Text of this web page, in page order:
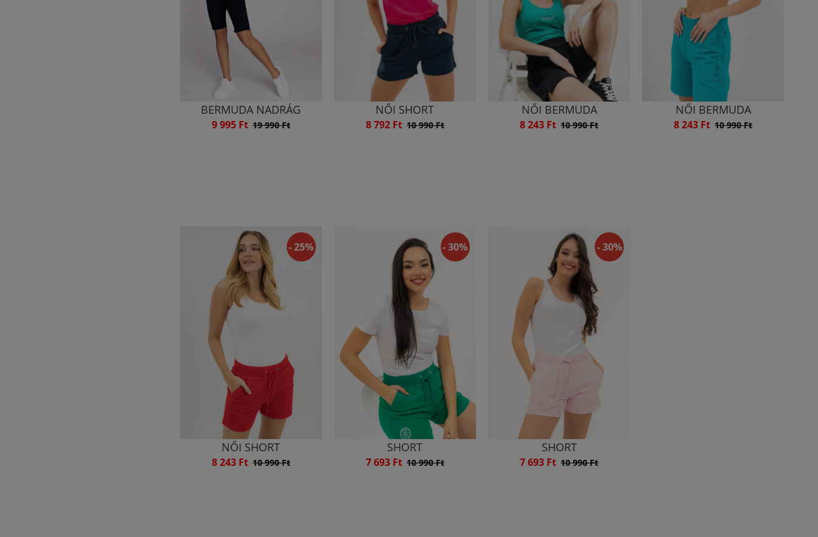
BERMUDA NADRÁG
9 995 Ft 19 990 Ft
NŐI SHORT
8 792 Ft 10 990 Ft
NŐI BERMUDA
8 243 Ft 10 990 Ft
NŐI BERMUDA
8 243 Ft 10 990 Ft
- 25%
NŐI SHORT
8 243 Ft 10 990 Ft
- 30%
SHORT
7 693 Ft 10 990 Ft
- 30%
SHORT
7 693 Ft 10 990 Ft